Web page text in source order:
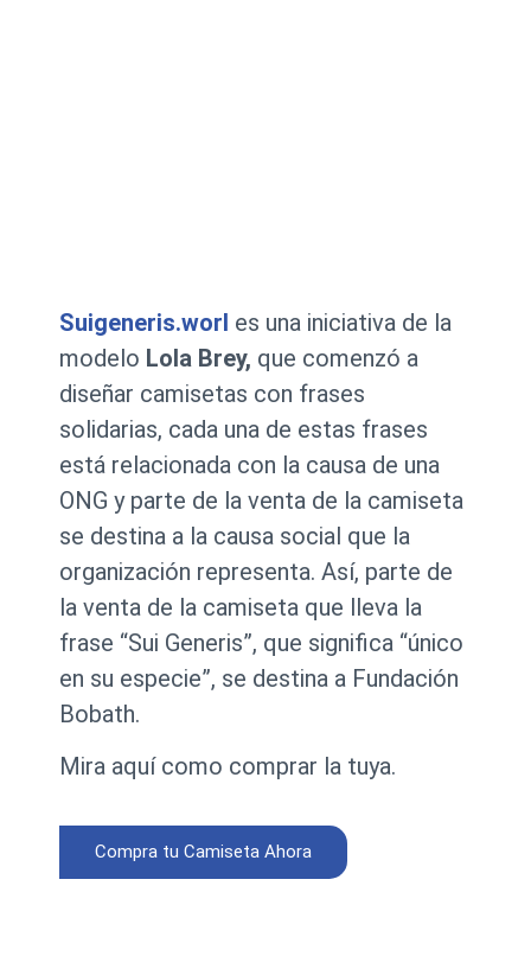
Suigeneris.worl es una iniciativa de la
modelo Lola Brey, que comenzó a
diseñar camisetas con frases
solidarias, cada una de estas frases
está relacionada con la causa de una
ONG y parte de la venta de la camiseta
se destina a la causa social que la
organización representa. Así, parte de
la venta de la camiseta que lleva la
frase “Sui Generis”, que significa “único
en su especie”, se destina a Fundación
Bobath.
Mira aquí como comprar la tuya.
Compra tu Camiseta Ahora